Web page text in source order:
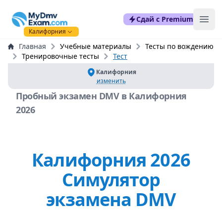
mydmvexam.com
Калифорния
Сдай с Premium
Главная Учебные материалы
Тесты по вождению
Тренировочные тесты
Тест
Калифорния
изменить
Пробный экзамен DMV в Калифорния
2026
Калифорния 2026
Симулятор
экзамена DMV